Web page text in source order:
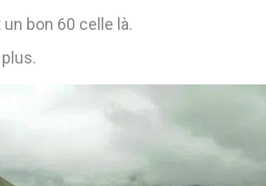
bon 60 celle là.